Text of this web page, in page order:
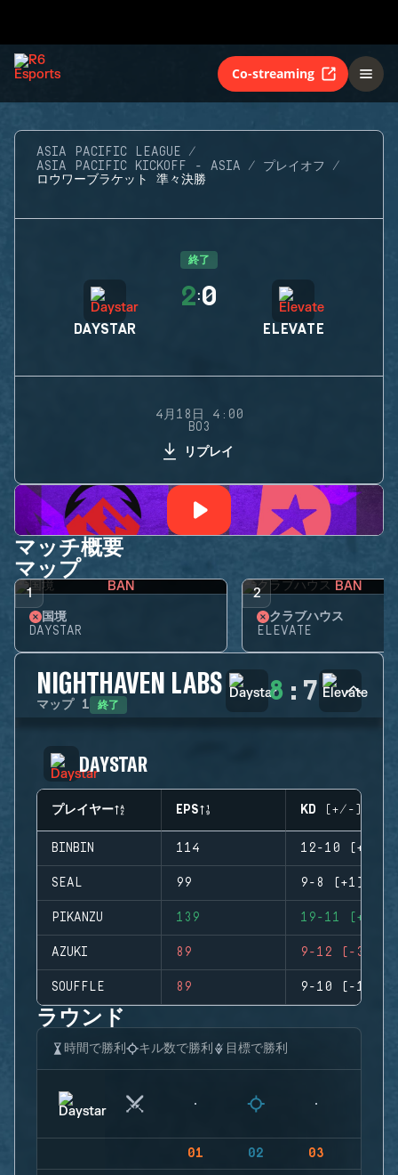
Co-streaming
ASIA PACIFIC LEAGUE
ASIA PACIFIC KICKOFF - ASIA
プレイオフ
ロウワーブラケット 準々決勝
終了
DAYSTAR
2:0
ELEVATE
4月18日 4:00
BO3
リプレイ
マッチ概要
マップ
1 BAN
国境
DAYSTAR
2 BAN
クラブハウス
ELEVATE
NIGHTHAVEN LABS
マップ 1 終了 8 : 7
DAYSTAR
プレイヤー EPS KD (+/-)
BINBIN 114 12-10 (+2)
SEAL 99 9-8 (+1)
PIKANZU 139 19-11 (+8)
AZUKI 89 9-12 (-3)
SOUFFLE 89 9-10 (-1)
ラウンド
時間で勝利 キル数で勝利 目標で勝利
01 02 03